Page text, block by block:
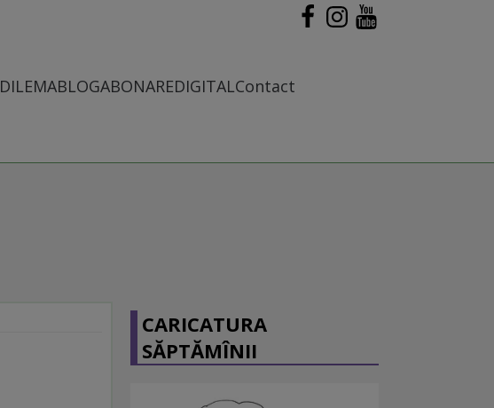
DILEMABLOGABONAREDIGITALContact
CARICATURA
SĂPTĂMÎNII